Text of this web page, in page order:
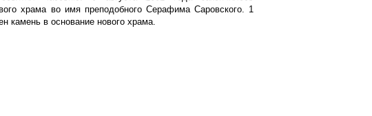
храма во имя преподобного Серафима Саровского. 1
камень в основание нового храма.